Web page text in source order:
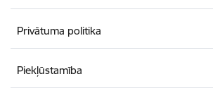
Privātuma politika
Piekļūstamība